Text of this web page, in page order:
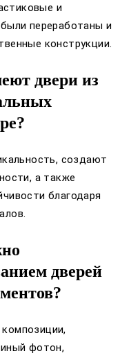
и
переработаны и
конструкции.
двери из
создают
а также
благодаря
дверей
фотон,